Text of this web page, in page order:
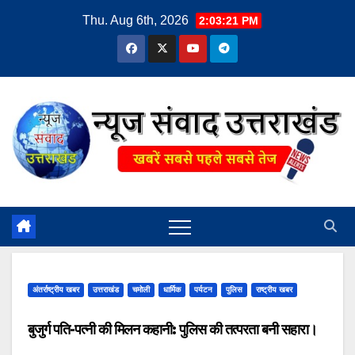
Thu. Aug 6th, 2026 2:03:22 PM
अंतर्राष्ट्रीय खबर उत्तराखंड चमोली धार्मिक पर्यटन पुलिस राष्ट्रीय खबर
बुजुर्ग पति-पत्नी की मिलन कहानी: पुलिस की तत्परता बनी सहारा।